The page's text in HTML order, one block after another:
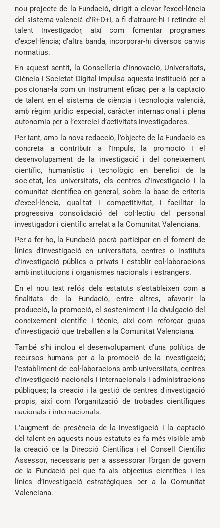
nou projecte de la Fundació, dirigit a elevar l’excel·lència
del sistema valencià d’R+D+I, a fi d’atraure-hi i retindre el
talent investigador, així com fomentar programes
d’excel·lència; d’altra banda, incorporar-hi diversos canvis
normatius.
En aquest sentit, la Conselleria d’Innovació, Universitats,
Ciència i Societat Digital impulsa aquesta institució per a
posicionar-la com un instrument eficaç per a la captació
de talent en el sistema de ciència i tecnologia valencià,
amb règim jurídic especial, caràcter internacional i plena
autonomia per a l’exercici d’activitats investigadores.
Per tant, amb la nova redacció, l’objecte de la Fundació es
concreta a contribuir a l’impuls, la promoció i el
desenvolupament de la investigació i del coneixement
científic, humanístic i tecnològic en benefici de la
societat, les universitats, els centres d’investigació i la
comunitat científica en general, sobre la base de criteris
d’excel·lència, qualitat i competitivitat, i facilitar la
progressiva consolidació del col·lectiu del personal
investigador i científic arrelat a la Comunitat Valenciana.
Per a fer-ho, la Fundació podrà participar en el foment de
línies d’investigació en universitats, centres o instituts
d’investigació públics o privats i establir col·laboracions
amb institucions i organismes nacionals i estrangers.
En el nou text refós dels estatuts s’estableixen com a
finalitats de la Fundació, entre altres, afavorir la
producció, la promoció, el sosteniment i la divulgació del
coneixement científic i tècnic, així com reforçar grups
d’investigació que treballen a la Comunitat Valenciana.
També s’hi inclou el desenvolupament d’una política de
recursos humans per a la promoció de la investigació;
l’establiment de col·laboracions amb universitats, centres
d’investigació nacionals i internacionals i administracions
públiques; la creació i la gestió de centres d’investigació
propis, així com l’organització de trobades científiques
nacionals i internacionals.
L’augment de presència de la investigació i la captació
del talent en aquests nous estatuts es fa més visible amb
la creació de la Direcció Científica i el Consell Científic
Assessor, necessaris per a assessorar l’òrgan de govern
de la Fundació pel que fa als objectius científics i les
línies d’investigació estratègiques per a la Comunitat
Valenciana.